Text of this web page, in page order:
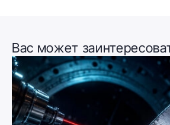
Вас может